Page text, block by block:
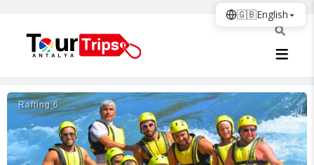
Rafti̇ng 6
🇬🇧English